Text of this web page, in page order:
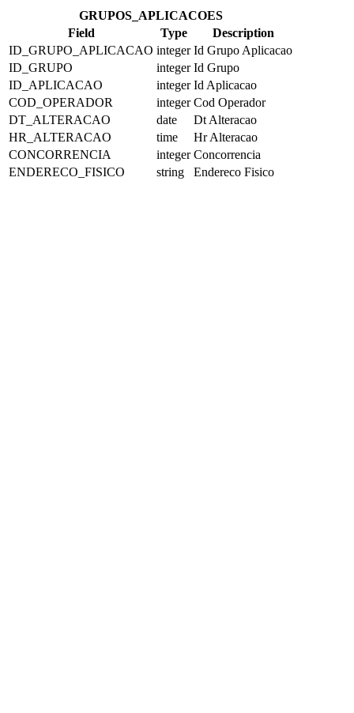
GRUPOS_APLICACOES
Field
Type
Description
ID_GRUPO_APLICACAO integer Id Grupo Aplicacao
ID_GRUPO
integer Id Grupo
ID_APLICACAO
integer Id Aplicacao
COD_OPERADOR
integer Cod Operador
DT_ALTERACAO
date
Dt Alteracao
HR_ALTERACAO
time
Hr Alteracao
CONCORRENCIA
integer Concorrencia
ENDERECO_FISICO
string Endereco Fisico